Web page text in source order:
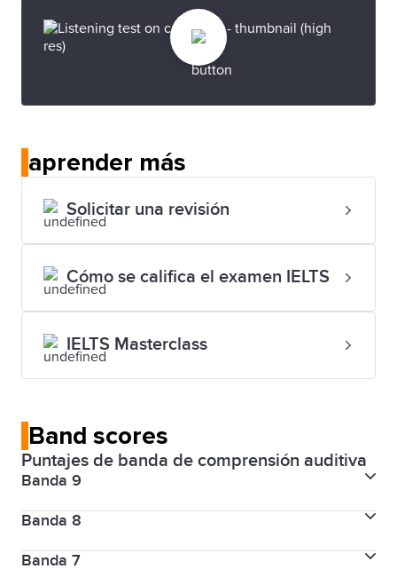
aprender más
Solicitar una revisión
Cómo se califica el examen IELTS
IELTS Masterclass
Band scores
Puntajes de banda de comprensión auditiva
Banda 9
Nivel de habilidad
Usuario experto
Banda 8
Nivel de habilidad
Banda 7